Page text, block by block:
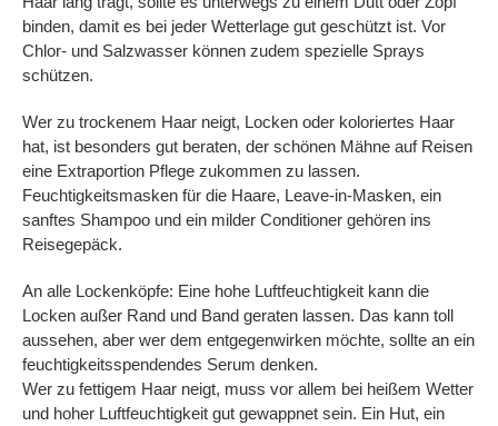
binden, damit es bei jeder Wetterlage gut geschützt ist. Vor
Chlor- und Salzwasser können zudem spezielle Sprays
schützen.
Wer zu trockenem Haar neigt, Locken oder koloriertes Haar
hat, ist besonders gut beraten, der schönen Mähne auf Reisen
eine Extraportion Pflege zukommen zu lassen.
Feuchtigkeitsmasken für die Haare, Leave-in-Masken, ein
sanftes Shampoo und ein milder Conditioner gehören ins
Reisegepäck.
An alle Lockenköpfe: Eine hohe Luftfeuchtigkeit kann die
Locken außer Rand und Band geraten lassen. Das kann toll
aussehen, aber wer dem entgegenwirken möchte, sollte an ein
feuchtigkeitsspendendes Serum denken.
Wer zu fettigem Haar neigt, muss vor allem bei heißem Wetter
und hoher Luftfeuchtigkeit gut gewappnet sein. Ein Hut, ein